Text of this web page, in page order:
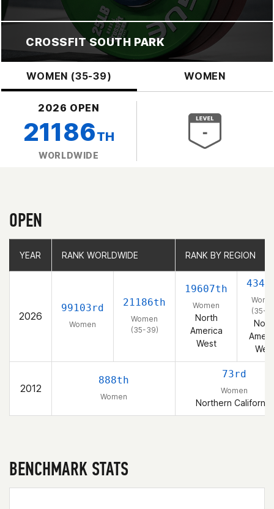
CROSSFIT SOUTH PARK
WOMEN (35-39) WOMEN
2026 OPEN
21186TH
WORLDWIDE
OPEN
YEAR RANK WORLDWIDE RANK BY REGION
2026
99103rd
Women
21186th
Women
(35-39)
19607th
Women
North
America
West
(35-
2012
888th
Women
73rd
Women
Northern California
YEAR RANK WORLDWIDE RANK BY REGION
BENCHMARK STATS